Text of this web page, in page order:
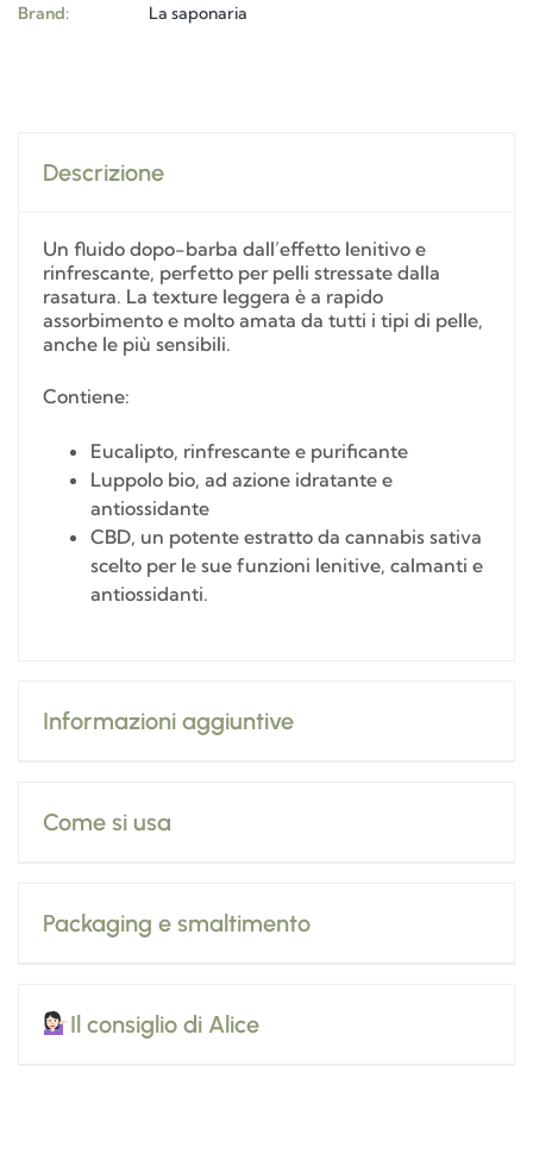
Brand:
La saponaria
Descrizione
Un fluido dopo-barba dall’effetto lenitivo e
rinfrescante, perfetto per pelli stressate dalla
rasatura. La texture leggera è a rapido
assorbimento e molto amata da tutti i tipi di pelle,
anche le più sensibili.
Contiene:
Eucalipto, rinfrescante e purificante
Luppolo bio, ad azione idratante e
antiossidante
CBD, un potente estratto da cannabis sativa
scelto per le sue funzioni lenitive, calmanti e
antiossidanti.
Informazioni aggiuntive
Come si usa
Packaging e smaltimento
Il consiglio di Alice